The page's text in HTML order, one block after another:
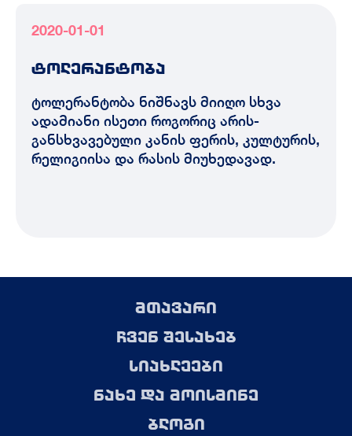
2020-01-01
ტოლერანტობა
ტოლერანტობა ნიშნავს მიიღო სხვა
ადამიანი ისეთი როგორიც არის-
განსხვავებული კანის ფერის, კულტურის,
რელიგიისა და რასის მიუხედავად.
მთავარი
ჩვენ შესახებ
სიახლეები
ნახე და მოისმინე
ბლოგი